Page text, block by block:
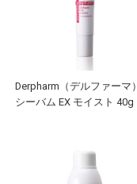
Derpharm（デルファーマ）
シーバム EX モイスト 40g